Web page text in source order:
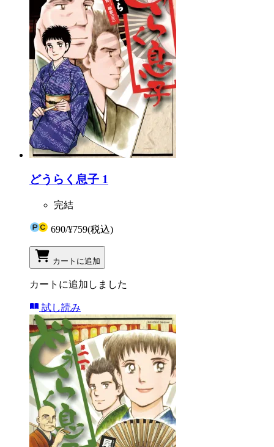
どうらく息子 1
完結
690/¥759(税込)
カートに追加
カートに追加しました
試し読み